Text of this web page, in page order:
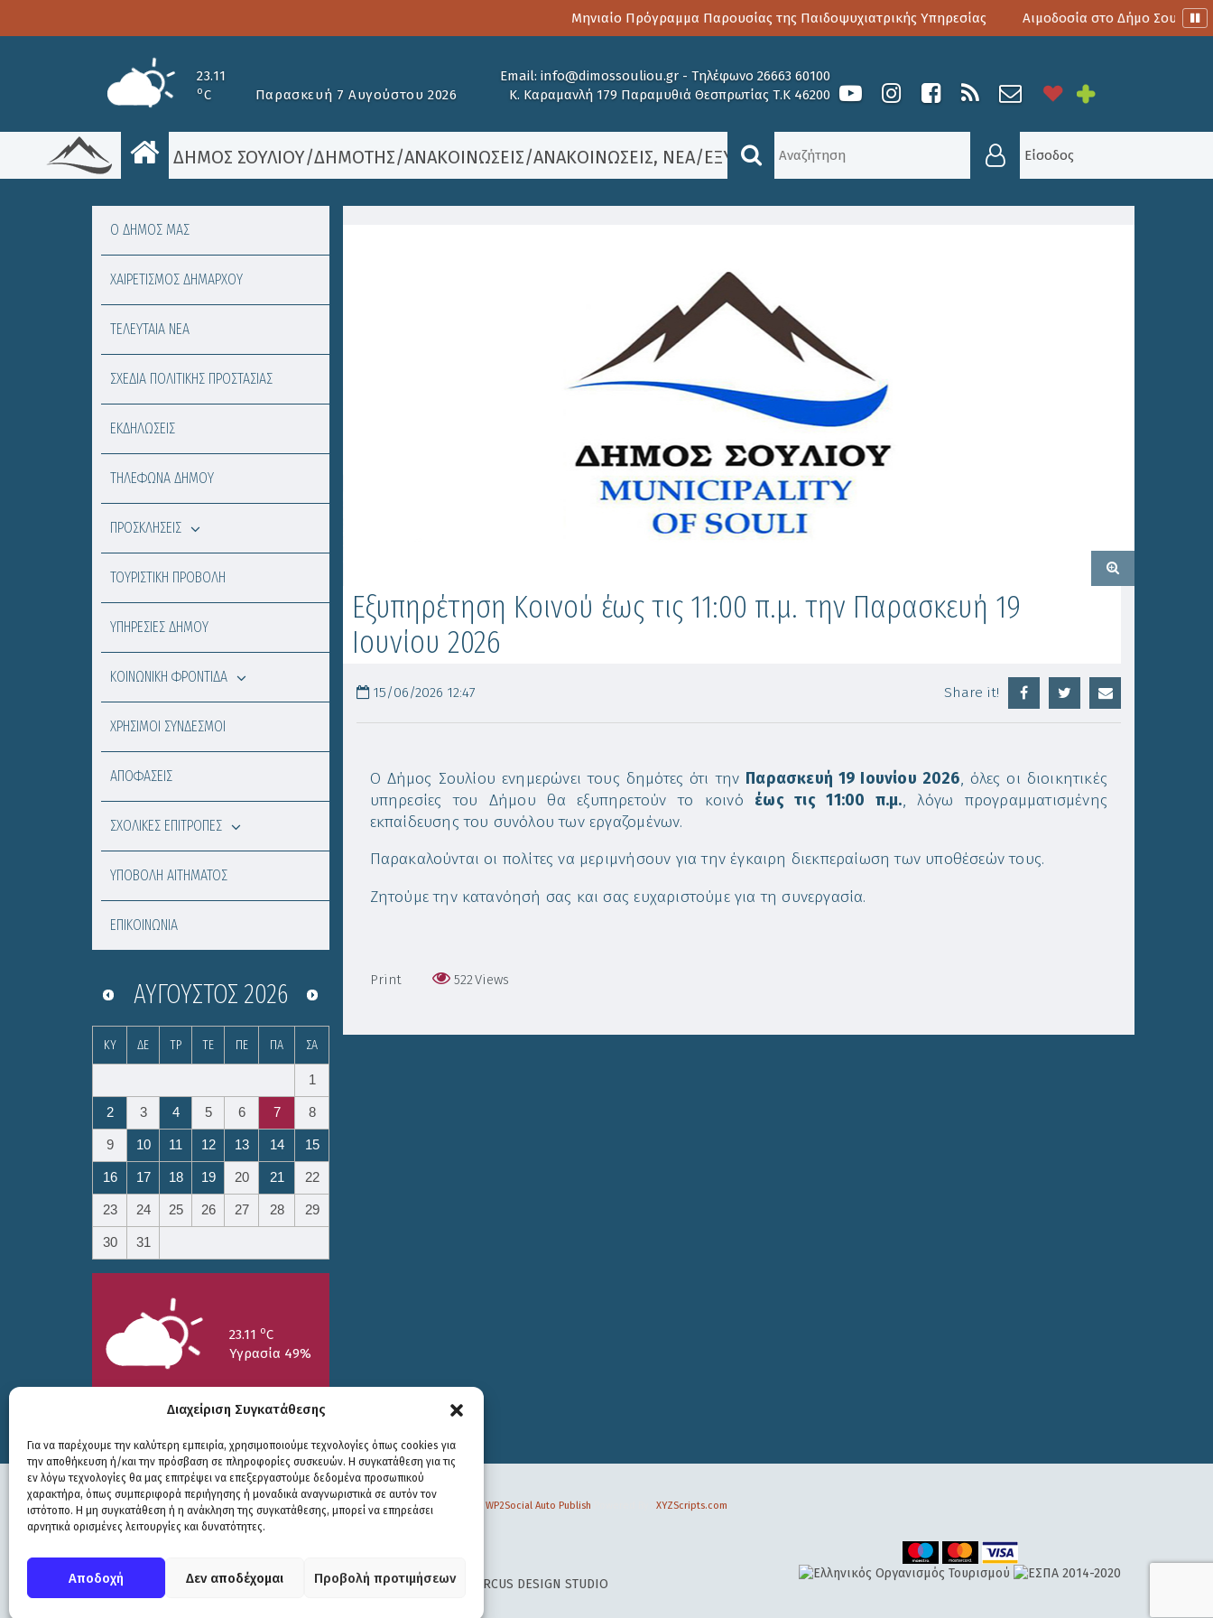
Διαχείριση Συγκατάθεσης
Για να παρέχουμε την καλύτερη εμπειρία, χρησιμοποιούμε τεχνολογίες όπως cookies για
την αποθήκευση ή/και την πρόσβαση σε πληροφορίες συσκευών. Η συγκατάθεση για τις
εν λόγω τεχνολογίες θα μας επιτρέψει να επεξεργαστούμε δεδομένα προσωπικού
χαρακτήρα, όπως συμπεριφορά περιήγησης ή μοναδικά αναγνωριστικά σε αυτόν τον
ιστότοπο. Η μη συγκατάθεση ή η ανάκληση της συγκατάθεσης, μπορεί να επηρεάσει
αρνητικά ορισμένες λειτουργίες και δυνατότητες.
Αποδοχή Δεν αποδέχομαι Προβολή προτιμήσεων
Μηνιαίο Πρόγραμμα Παρουσίας της Παιδοψυχιατρικής Υπηρεσίας Αιμοδοσία στο Δήμο Σουλίου
23.11
oC Παρασκευή 7 Αυγούστου 2026
Email: info@dimossouliou.gr - Τηλέφωνο 26663 60100
Κ. Καραμανλή 179 Παραμυθιά Θεσπρωτίας Τ.Κ 46200
ΔΗΜΟΣ ΣΟΥΛΙΟΥ/ΔΗΜΟΤΗΣ/ΑΝΑΚΟΙΝΏΣΕΙΣ/ΑΝΑΚΟΙΝΏΣΕΙΣ, ΝΈΑ/ΕΞΥΠΗΡΈΤΗΣΗ ΚΟΙΝΟΎ ΈΩΣ ΤΙΣ 11:00 Π.Μ. ΤΗΝ ΠΑΡΑΣΚΕΥΉ 19
Είσοδος
Εξυπηρέτηση Κοινού έως τις 11:00 π.μ. την Παρασκευή 19
Ιουνίου 2026
15/06/2026 12:47 Share it!
Ο Δήμος Σουλίου ενημερώνει τους δημότες ότι την Παρασκευή 19 Ιουνίου 2026, όλες οι διοικητικές
υπηρεσίες του Δήμου θα εξυπηρετούν το κοινό έως τις 11:00 π.μ., λόγω προγραμματισμένης
εκπαίδευσης του συνόλου των εργαζομένων.
Παρακαλούνται οι πολίτες να μεριμνήσουν για την έγκαιρη διεκπεραίωση των υποθέσεών τους.
Ζητούμε την κατανόησή σας και σας ευχαριστούμε για τη συνεργασία.
Print 522Views
Ο ΔΗΜΟΣ ΜΑΣ
ΧΑΙΡΕΤΙΣΜΟΣ ΔΗΜΑΡΧΟΥ
ΤΕΛΕΥΤΑΙΑ ΝΕΑ
ΣΧΕΔΙΑ ΠΟΛΙΤΙΚΗΣ ΠΡΟΣΤΑΣΙΑΣ
ΕΚΔΗΛΩΣΕΙΣ
ΤΗΛΕΦΩΝΑ ΔΗΜΟΥ
ΠΡΟΣΚΛΗΣΕΙΣ
ΤΟΥΡΙΣΤΙΚΗ ΠΡΟΒΟΛΗ
ΥΠΗΡΕΣΙΕΣ ΔΗΜΟΥ
ΚΟΙΝΩΝΙΚΗ ΦΡΟΝΤΙΔΑ
ΧΡΗΣΙΜΟΙ ΣΥΝΔΕΣΜΟΙ
ΑΠΟΦΑΣΕΙΣ
ΣΧΟΛΙΚΕΣ ΕΠΙΤΡΟΠΕΣ
ΥΠΟΒΟΛΗ ΑΙΤΗΜΑΤΟΣ
ΕΠΙΚΟΙΝΩΝΙΑ
ΑΎΓΟΥΣΤΟΣ 2026
ΚΥ ΔΕ ΤΡ ΤΕ ΠΕ ΠΑ ΣΑ
1
2 3 4 5 6 7 8
9 10 11 12 13 14 15
16 17 18 19 20 21 22
23 24 25 26 27 28 29
30 31
23.11 oC
Υγρασία 49%
25/7
15.73oC
26/7
17.99oC
27/7
20.94oC
© COPYRIGHT ΔΗΜΟΣ ΣΟΥΛΙΟΥ 2026
WEB DEVELOPMENT BYΕΓΚΡΙΤΟΣ GROUP| GRAPHICS DESIGN BY CIRCUS DESIGN STUDIO
WP2Social Auto Publish XYZScripts.com